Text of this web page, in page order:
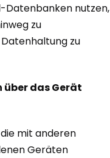
Datenbanken nutzen,
zu
zu
über das Gerät
mit anderen
Geräten